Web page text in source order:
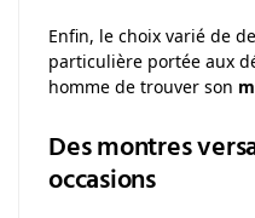
Enfin, le choix varié de
particulière portée aux
homme de trouver son
Des montres
occasions